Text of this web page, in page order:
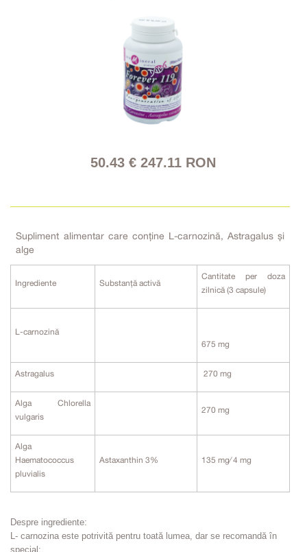
50.43 € 247.11 RON
Supliment alimentar care conține L-carnozină, Astragalus și
alge
Ingrediente Substanță activă
Cantitate per doza
zilnică (3 capsule)
L-carnozină
675 mg
Astragalus 270 mg
Alga Chlorella
vulgaris
270 mg
Alga
Haematococcus
pluvialis
Astaxanthin 3% 135 mg∕ 4 mg
Despre ingrediente:
L- carnozina este potrivită pentru toată lumea, dar se recomandă în
special: